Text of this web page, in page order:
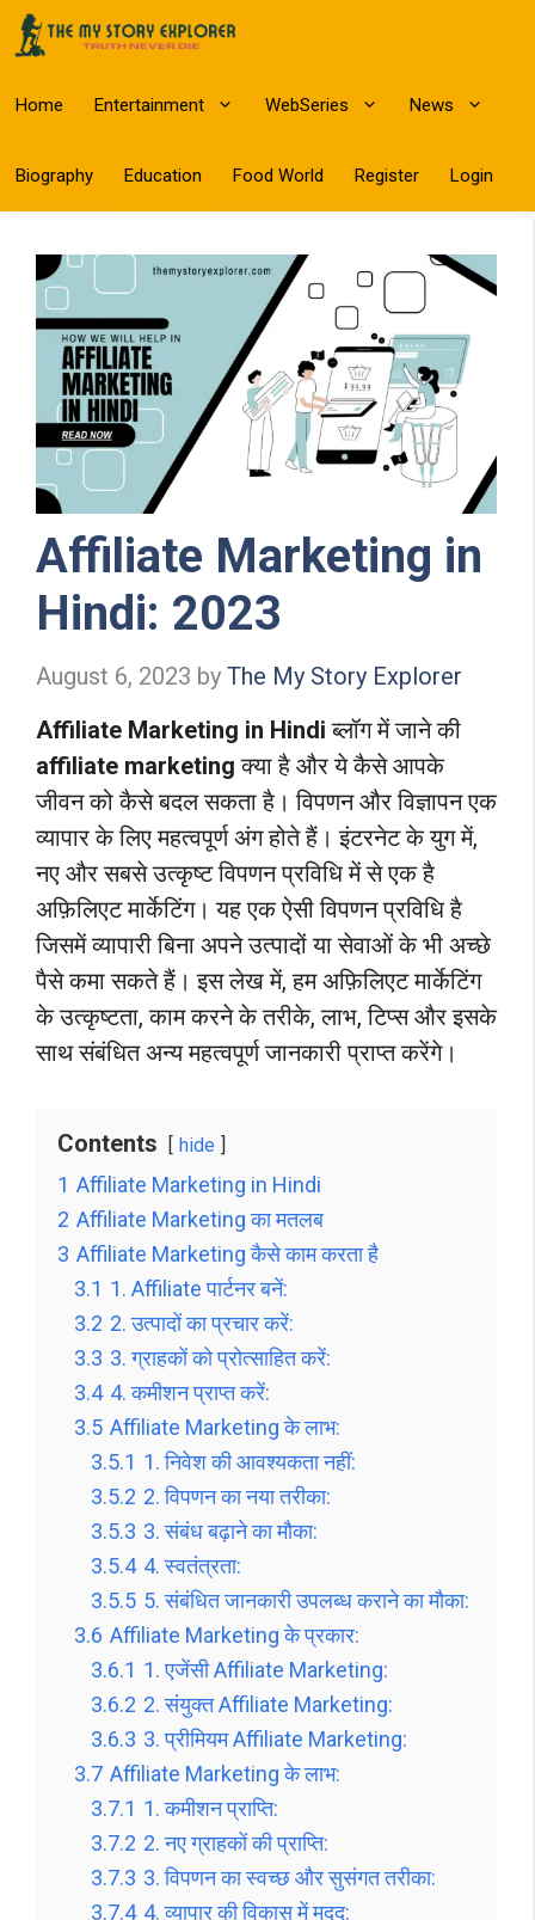
Skip
to
Home Entertainment WebSeries News
Biography Education Food World Register Login
Affiliate Marketing in
Hindi: 2023
August 6, 2023 by The My Story Explorer
Affiliate Marketing in Hindi ब्लॉग में जाने की
affiliate marketing क्या है और ये कैसे आपके
जीवन को कैसे बदल सकता है। विपणन और विज्ञापन एक
व्यापार के लिए महत्वपूर्ण अंग होते हैं। इंटरनेट के युग में,
नए और सबसे उत्कृष्ट विपणन प्रविधि में से एक है
अफ़िलिएट मार्केटिंग। यह एक ऐसी विपणन प्रविधि है
जिसमें व्यापारी बिना अपने उत्पादों या सेवाओं के भी अच्छे
पैसे कमा सकते हैं। इस लेख में, हम अफ़िलिएट मार्केटिंग
के उत्कृष्टता, काम करने के तरीके, लाभ, टिप्स और इसके
साथ संबंधित अन्य महत्वपूर्ण जानकारी प्राप्त करेंगे।
Contents hide
1 Affiliate Marketing in Hindi
2 Affiliate Marketing का मतलब
3 Affiliate Marketing कैसे काम करता है
3.1 1. Affiliate पार्टनर बनें:
3.2 2. उत्पादों का प्रचार करें:
3.3 3. ग्राहकों को प्रोत्साहित करें:
3.4 4. कमीशन प्राप्त करें:
3.5 Affiliate Marketing के लाभ:
3.5.1 1. निवेश की आवश्यकता नहीं:
3.5.2 2. विपणन का नया तरीका:
3.5.3 3. संबंध बढ़ाने का मौका:
3.5.4 4. स्वतंत्रता:
3.5.5 5. संबंधित जानकारी उपलब्ध कराने का मौका:
3.6 Affiliate Marketing के प्रकार:
3.6.1 1. एजेंसी Affiliate Marketing:
3.6.2 2. संयुक्त Affiliate Marketing:
3.6.3 3. प्रीमियम Affiliate Marketing:
3.7 Affiliate Marketing के लाभ:
3.7.1 1. कमीशन प्राप्ति:
3.7.2 2. नए ग्राहकों की प्राप्ति:
3.7.3 3. विपणन का स्वच्छ और सुसंगत तरीका:
3.7.4 4. व्यापार की विकास में मदद: